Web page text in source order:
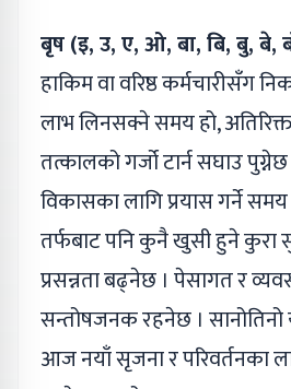
बृष (इ, उ, ए, ओ, बा, बि, बु, बे,
हाकिम वा वरिष्ठ कर्मचारीसँग
लाभ लिनसक्ने समय हो,
तत्कालको गर्जो टार्न सघाउ
विकासका लागि प्रयास गर्ने समय
तर्फबाट पनि कुनै खुसी हुने कुरा
प्रसन्नता बढ्नेछ । पेसागत र
सन्तोषजनक रहनेछ । सानोतिनो
आज नयाँ सृजना र परिवर्तनका